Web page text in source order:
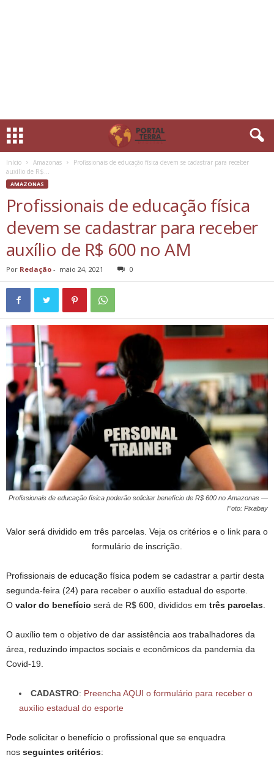
Início Amazonas
Profissionais de educação física devem se cadastrar para receber
auxílio de R$...
AMAZONAS
Profissionais de educação física
devem se cadastrar para receber
auxílio de R$ 600 no AM
Por Redação - maio 24, 2021 0
Profissionais de educação física poderão solicitar benefício de R$ 600 no Amazonas —
Foto: Pixabay
Valor será dividido em três parcelas. Veja os critérios e o link para o
formulário de inscrição.
Profissionais de educação física podem se cadastrar a partir desta
segunda-feira (24) para receber o auxílio estadual do esporte.
O valor do benefício será de R$ 600, divididos em três parcelas
O auxílio tem o objetivo de dar assistência aos trabalhadores da
área, reduzindo impactos sociais e econômicos da pandemia da
Covid-19.
CADASTRO: Preencha AQUI o formulário para receber o
auxílio estadual do esporte
Pode solicitar o benefício o profissional que se enquadra
nos seguintes critérios: